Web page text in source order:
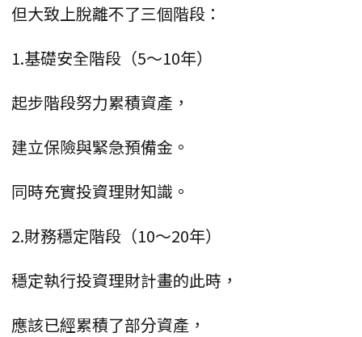
但大致上脫離不了三個階段：
1.基礎安全階段（5～10年）
起步階段努力累積資產，
建立保險與緊急預備金。
同時充實投資理財知識。
2.財務穩定階段（10～20年）
穩定執行投資理財計畫的此時，
應該已經累積了部分資產，